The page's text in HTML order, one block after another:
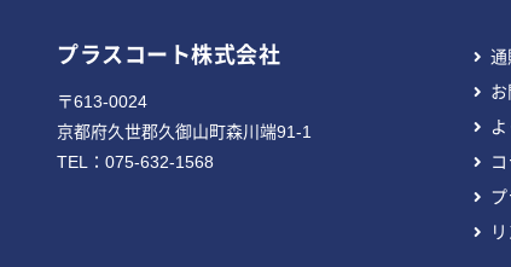
プラスコート株式会社
〒613-0024
京都府久世郡久御山町森川端91-1
TEL： 075-632-1568
通